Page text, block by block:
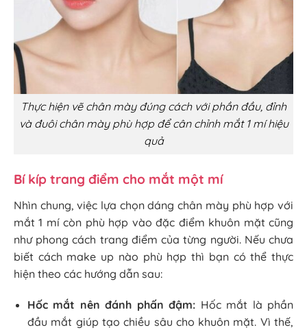
Thực hiện vẽ chân mày đúng cách với phần đầu, đỉnh
và đuôi chân mày phù hợp để cân chỉnh mắt 1 mí hiệu
quả
Bí kíp trang điểm cho mắt một mí
Nhìn chung, việc lựa chọn dáng chân mày phù hợp với
mắt 1 mí còn phù hợp vào đặc điểm khuôn mặt cũng
như phong cách trang điểm của từng người. Nếu chưa
biết cách make up nào phù hợp thì bạn có thể thực
hiện theo các hướng dẫn sau:
Hốc mắt nên đánh phấn đậm: Hốc mắt là phần
đầu mắt giúp tạo chiều sâu cho khuôn mặt. Vì thế,